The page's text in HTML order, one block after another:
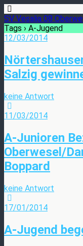
SV Vesalia 08
Tags › A-Jugend
12/03/2014
Salzig
keine Antwort
11/03/2014
A-Junioren
Oberwesel/
Boppard
keine Antwort
17/01/2014
A-Jugend